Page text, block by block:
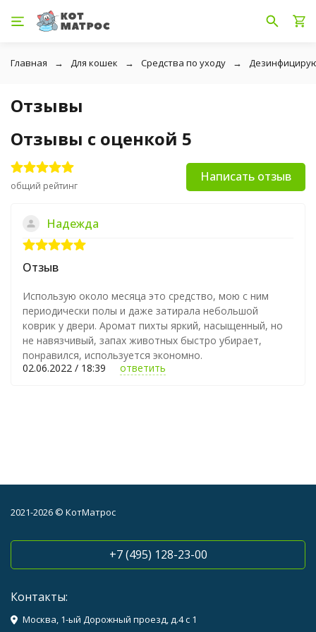
Главная Для кошек Средства по уходу
Отзывы
Отзывы с оценкой 5
общий рейтинг
Написать отзыв
Надежда
Отзыв
Использую около месяца это средство, мою с ним
периодически полы и даже затирала небольшой
коврик у двери. Аромат пихты яркий, насыщенный, но
не навязчивый, запах животных быстро убирает,
понравился, используется экономно.
02.06.2022 / 18:39
ответить
2021-2026 © КотМатрос
+7 (495) 128-23-00
Контакты:
Москва, 1-ый Дорожный проезд, д.4 с 1